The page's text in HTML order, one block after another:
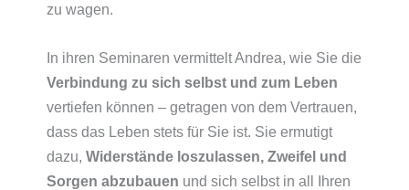
zu wagen.
In ihren Seminaren vermittelt Andrea, wie Sie die
Verbindung zu sich selbst und zum Leben
vertiefen können – getragen von dem Vertrauen,
dass das Leben stets für Sie ist. Sie ermutigt
dazu, Widerstände loszulassen, Zweifel und
Sorgen abzubauen und sich selbst in all Ihren